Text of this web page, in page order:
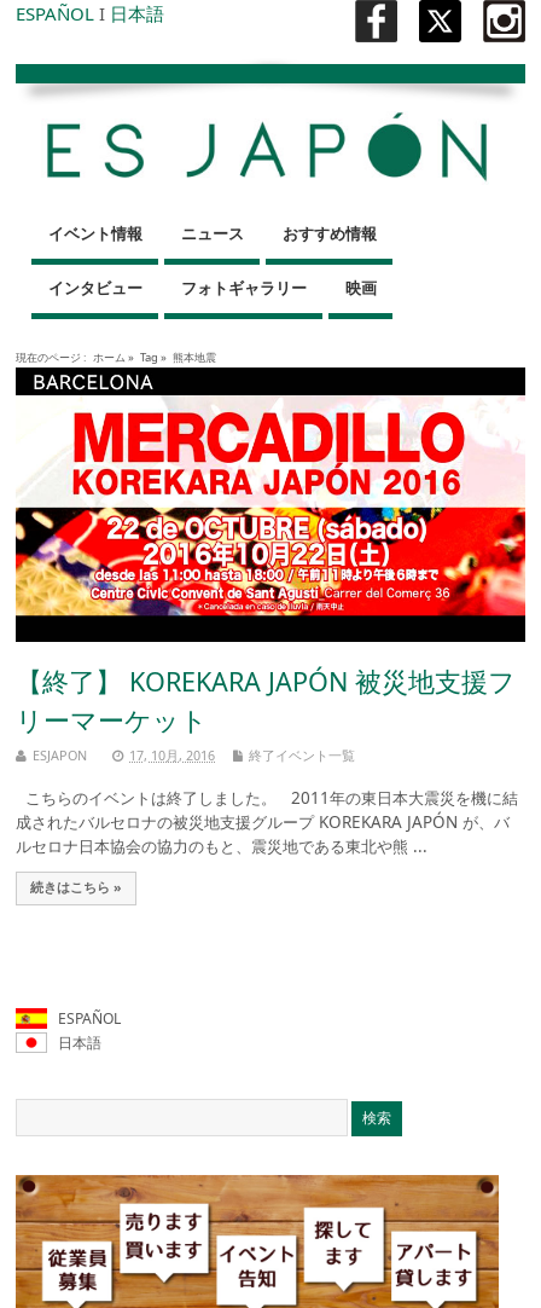
ESPAÑOL I 日本語
イベント情報 ニュース おすすめ情報
インタビュー フォトギャラリー 映画
現在のページ : ホーム » Tag » 熊本地震
【終了】 KOREKARA JAPÓN 被災地支援フ
リーマーケット
ESJAPON 17, 10月, 2016 終了イベント一覧
こちらのイベントは終了しました。 2011年の東日本大震災を機に結
成されたバルセロナの被災地支援グループ KOREKARA JAPÓN が、バ
ルセロナ日本協会の協力のもと、震災地である東北や熊 ...
続きはこちら »
ESPAÑOL
日本語